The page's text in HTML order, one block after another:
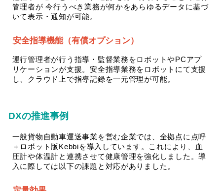
管理者が 今行うべき業務が何かをあらゆるデータに基づ
いて表示・通知が可能。
安全指導機能（有償オプション）
運行管理者が行う指導・監督業務をロボットやPCアプ
リケーションが支援。安全指導業務をロボットにて支援
し、クラウド上で指導記録を一元管理が可能。
DXの推進事例
一般貨物自動車運送事業を営む企業では、全拠点に点呼
＋ロボット版Kebbiを導入しています。これにより、血
圧計や体温計と連携させて健康管理を強化しました。導
入に際しては以下の課題と対応がありました。